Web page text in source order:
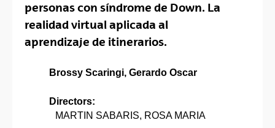
personas con síndrome de Down. La
realidad virtual aplicada al
aprendizaje de itinerarios.
Brossy Scaringi, Gerardo Oscar
Directors:
MARTIN SABARIS, ROSA MARIA